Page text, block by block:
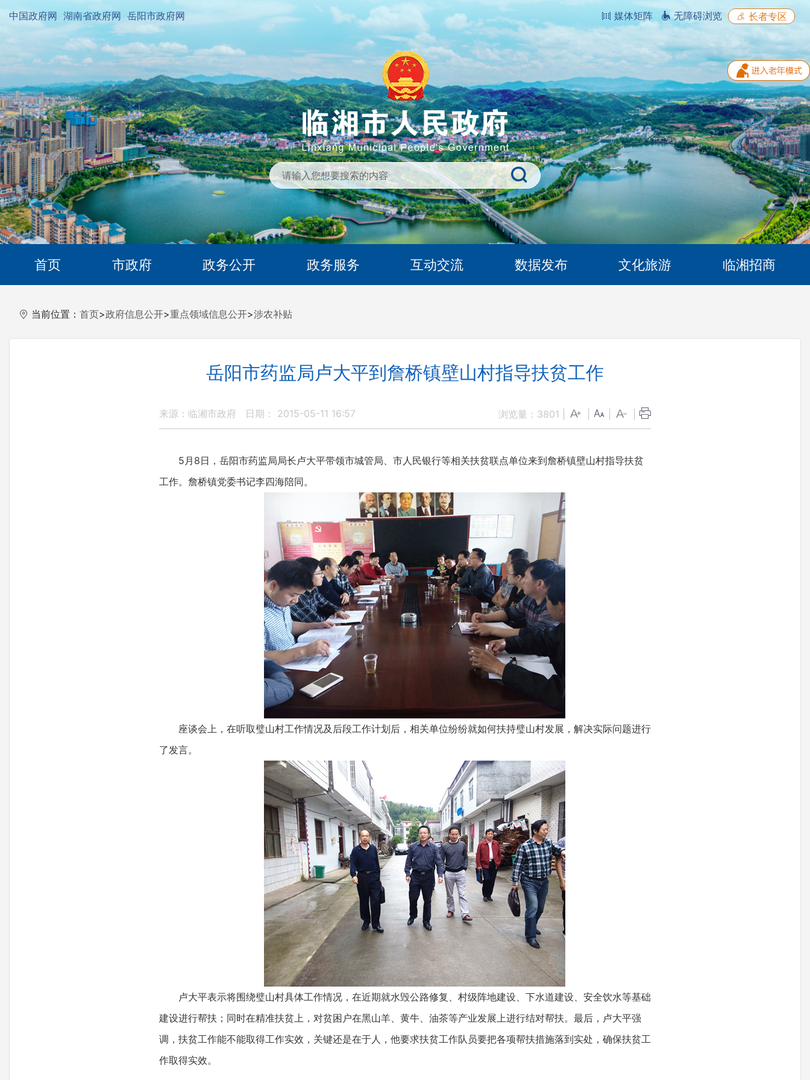
中国政府网 湖南省政府网 岳阳市政府网 媒体矩阵 无障碍浏览 长者专区
首页 市政府 政务公开 政务服务 互动交流 数据发布 文化旅游 临湘招商
当前位置： 首页>政府信息公开>重点领域信息公开>涉农补贴
岳阳市药监局卢大平到詹桥镇壁山村指导扶贫工作
来源：临湘市政府 日期： 2015-05-11 16:57 浏览量： 3801
5月8日，岳阳市药监局局长卢大平带领市城管局、市人民银行等相关扶贫联点单位来到詹桥镇壁山村指导扶贫
工作。詹桥镇党委书记李四海陪同。
座谈会上，在听取璧山村工作情况及后段工作计划后，相关单位纷纷就如何扶持璧山村发展，解决实际问题进行
了发言。
卢大平表示将围绕璧山村具体工作情况，在近期就水毁公路修复、村级阵地建设、下水道建设、安全饮水等基础
建设进行帮扶；同时在精准扶贫上，对贫困户在黑山羊、黄牛、油茶等产业发展上进行结对帮扶。最后，卢大平强
调，扶贫工作能不能取得工作实效，关键还是在于人，他要求扶贫工作队员要把各项帮扶措施落到实处，确保扶贫工
作取得实效。